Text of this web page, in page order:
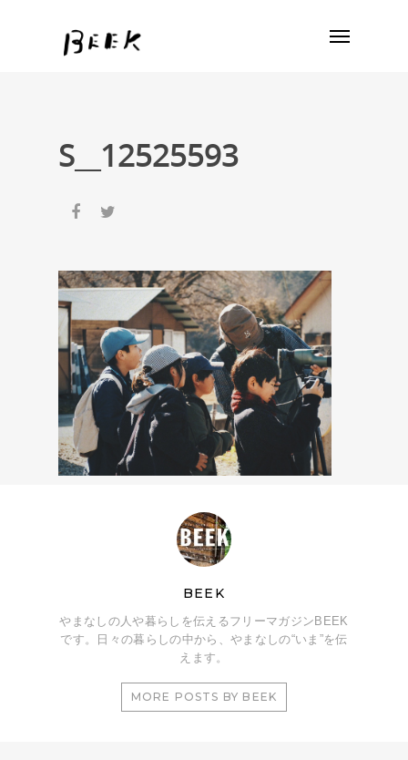
S__12525593
BEEK
やまなしの人や暮らしを伝えるフリーマガジンBEEK
です。日々の暮らしの中から、やまなしの“いま”を伝
えます。
MORE POSTS BY BEEK